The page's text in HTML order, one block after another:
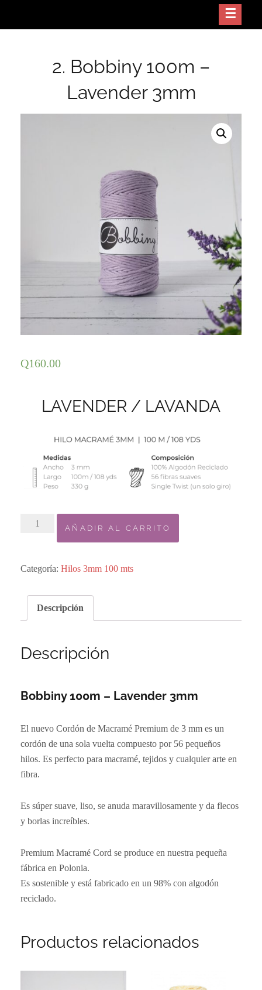
2. Bobbiny 100m –
Lavender 3mm
Q160.00
LAVENDER / LAVANDA
–
3mm
cantidad
AÑADIR AL CARRITO
Categoría: Hilos 3mm 100 mts
Descripción
Descripción
Bobbiny 100m – Lavender 3mm
El nuevo Cordón de Macramé Premium de 3 mm es un
cordón de una sola vuelta compuesto por 56 pequeños
hilos. Es perfecto para macramé, tejidos y cualquier arte en
fibra.
Es súper suave, liso, se anuda maravillosamente y da flecos
y borlas increíbles.
Premium Macramé Cord se produce en nuestra pequeña
fábrica en Polonia.
Es sostenible y está fabricado en un 98% con algodón
reciclado.
Productos relacionados